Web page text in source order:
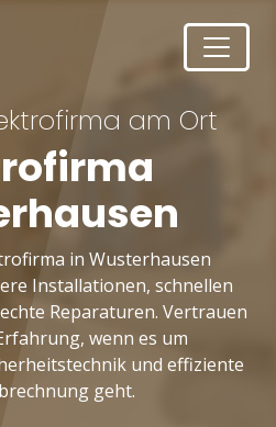
am Ort
in Wusterhausen
Installationen, schnellen
Reparaturen. Vertrauen
wenn es um
und effiziente
geht.